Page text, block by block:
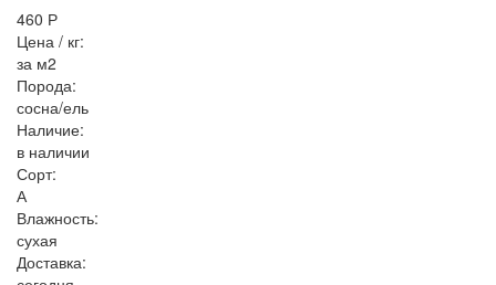
460 Р
Цена / кг:
за м2
Порода:
сосна/ель
Наличие:
в наличии
Сорт:
А
Влажность:
сухая
Доставка: